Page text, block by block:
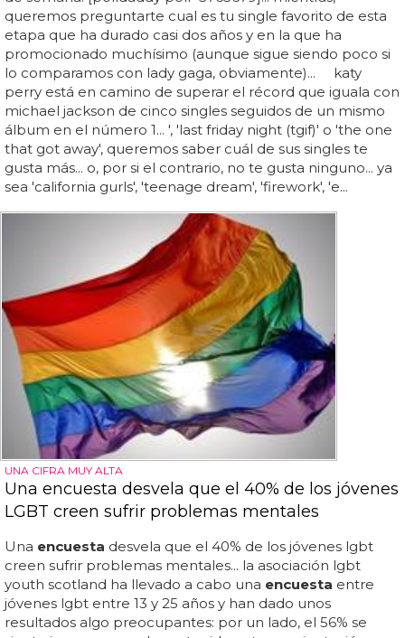
queremos preguntarte cual es tu single favorito de esta
etapa que ha durado casi dos años y en la que ha
promocionado muchísimo (aunque sigue siendo poco si
lo comparamos con lady gaga, obviamente)... katy
perry está en camino de superar el récord que iguala con
michael jackson de cinco singles seguidos de un mismo
álbum en el número 1... ', 'last friday night (tgif)' o 'the one
that got away', queremos saber cuál de sus singles te
gusta más... o, por si el contrario, no te gusta ninguno... ya
sea 'california gurls', 'teenage dream', 'firework', 'e...
UNA CIFRA MUY ALTA
Una encuesta desvela que el 40% de los jóvenes
LGBT creen sufrir problemas mentales
Una encuesta desvela que el 40% de los jóvenes lgbt
creen sufrir problemas mentales... la asociación lgbt
youth scotland ha llevado a cabo una encuesta entre
jóvenes lgbt entre 13 y 25 años y han dado unos
resultados algo preocupantes: por un lado, el 56% se